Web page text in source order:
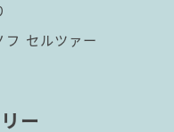
2（グリーンハーフ）
焼酎ハイ
フ セルツァー
ー